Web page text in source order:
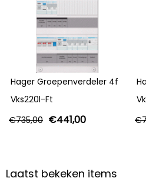
Hager Groepenverdeler 4f
Vks220l-Ft
€735,00 €441,00
€
Laatst bekeken items